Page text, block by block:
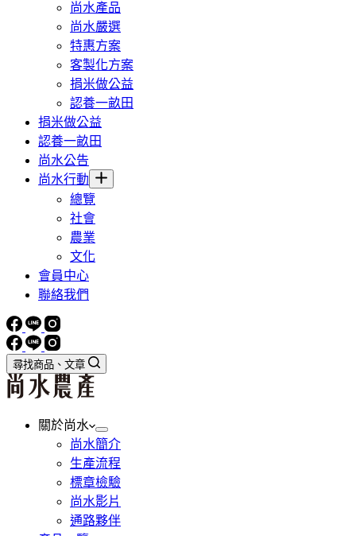
尚水產品
尚水嚴選
特惠方案
客製化方案
捐米做公益
認養一畝田
捐米做公益
認養一畝田
尚水公告
尚水行動
總覽
社會
農業
文化
會員中心
聯絡我們
尋找商品、文章
關於尚水
尚水簡介
生產流程
標章檢驗
尚水影片
通路夥伴